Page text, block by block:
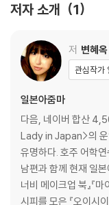
13 비닐봉지로 만드는 택
15 천연 바퀴벌레 & 모기
16 도시락용 소스 통 만
17 커피 필터로 가습기
18 통기성 좋은 옷걸이 만
19 페트병으로 칫솔꽂이
2 COOKING
1 냉동된 식재료 빨리 해
2 감자 껍질 쉽게 벗기기
3 겉은 바삭하고 속은
저자 소개 1
저 변혜옥
관심작가
일본아줌마
다음, 네이버 합산
Lady in Japan>의 운
유명하다. 호주 어학
남편과 함께 현재 일
너비 메이크업 북』『
시피를 모은 『오이시